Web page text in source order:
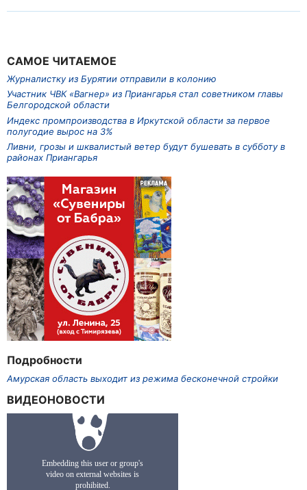
САМОЕ ЧИТАЕМОЕ
Журналистку из Бурятии отправили в колонию
Участник ЧВК «Вагнер» из Приангарья стал советником главы
Белгородской области
Индекс промпроизводства в Иркутской области за первое
полугодие вырос на 3%
Ливни, грозы и шквалистый ветер будут бушевать в субботу в
районах Приангарья
Подробности
Амурская область выходит из режима бесконечной стройки
ВИДЕОНОВОСТИ